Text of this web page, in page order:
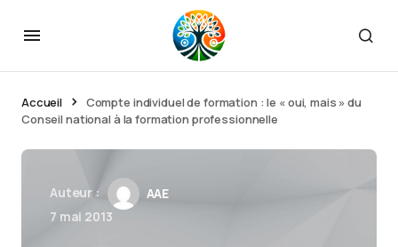
Accueil
Compte individuel de formation : le « oui, mais » du
Conseil national à la formation professionnelle
Auteur :
AAE
7 mai 2013